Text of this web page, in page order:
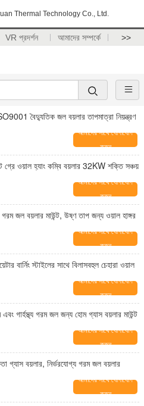
Thermal Technology Co., Ltd.
VR প্রদর্শন আমাদের সম্পর্কে >>
বৈদ্যুতিক জল বয়লার তাপমাত্রা নিয়ন্ত্রণ
আমাদের সাথে যোগাযোগ
করুন
ওয়াল হ্যাং কম্বি বয়লার 32KW শক্তি সঞ্চয়
আমাদের সাথে যোগাযোগ
করুন
জল বয়লার মাউন্ট, উষ্ণ তাপ জন্য ওয়াল হাঙ্গর
আমাদের সাথে যোগাযোগ
করুন
বার্নিং স্টাইলের সাথে বিলাসবহুল চেহারা ওয়াল
আমাদের সাথে যোগাযোগ
করুন
গার্হস্থ্য গরম জল জন্য হোম গ্যাস বয়লার মাউন্ট
আমাদের সাথে যোগাযোগ
করুন
গ্যাস বয়লার, নির্ভরযোগ্য গরম জল বয়লার
আমাদের সাথে যোগাযোগ
করুন